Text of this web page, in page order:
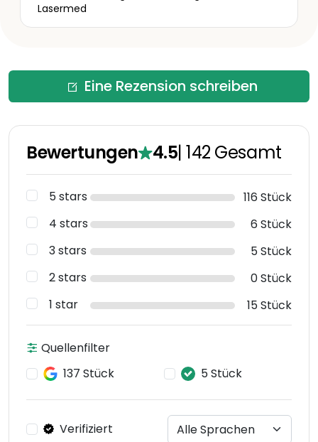
Lasermed
Eine Rezension schreiben
Bewertungen 4.5|142 Gesamt
5 stars
116 Stück
4 stars
6 Stück
3 stars
5 Stück
2 stars
0 Stück
1 star
15 Stück
Quellenfilter
137 Stück
5 Stück
Verifiziert